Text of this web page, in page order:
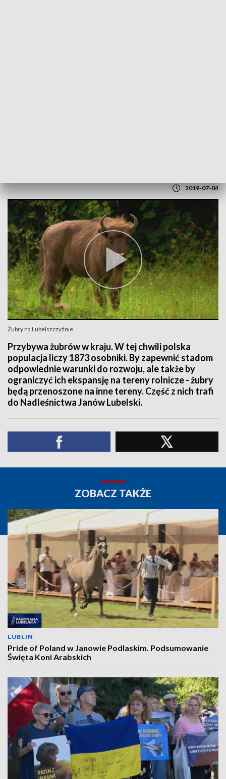
2019-07-04
Żubry na Lubelszczyźnie
Przybywa żubrów w kraju. W tej chwili polska
populacja liczy 1873 osobniki. By zapewnić stadom
odpowiednie warunki do rozwoju, ale także by
ograniczyć ich ekspansję na tereny rolnicze - żubry
będą przenoszone na inne tereny. Część z nich trafi
do Nadleśnictwa Janów Lubelski.
ZOBACZ TAKŻE
LUBLIN
Pride of Poland w Janowie Podlaskim. Podsumowanie
Święta Koni Arabskich